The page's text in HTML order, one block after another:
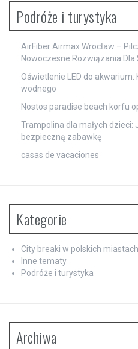
Podróże i turystyka
AirFiber Airmax Wrocław –
Nowoczesne Rozwiązania
Oświetlenie LED do
wodnego
Nostos paradise beach korfu
Trampolina dla małych dzieci:
bezpieczną zabawkę
casas de vacaciones
Kategorie
City breaki w polskich miastach
Inne tematy
Podróże i turystyka
Archiwa